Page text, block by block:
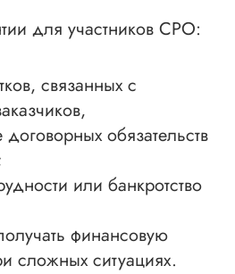
для участников СРО:
связанных с
обязательств
или банкротство
финансовую
сложных ситуациях.